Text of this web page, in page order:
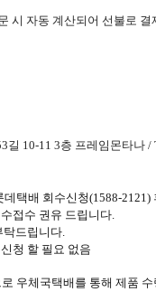
시 자동 계산되어 선불로 결
길 10-11 3층 프레임몬타나 /
데택배 회수신청(1588-
접수 권유 드립니다.
탁드립니다.
청 할 필요 없음
우체국택배를 통해 제품 수